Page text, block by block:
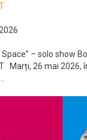
Space” – solo show
Marți, 26 mai 2026,